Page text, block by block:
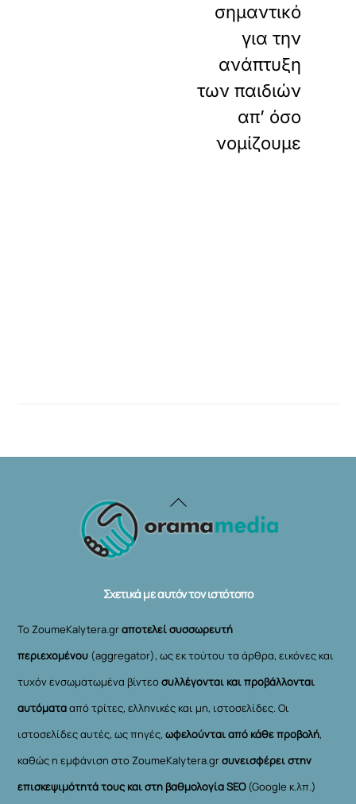
σημαντικό
για την
ανάπτυξη
των παιδιών
απ’ όσο
νομίζουμε
Back
To
Σχετικά με αυτόν τον ιστότοπο
Το ZoumeKalytera.grαποτελεί συσσωρευτή
περιεχομένου (aggregator), ως εκ τούτου τα άρθρα, εικόνες και
τυχόν ενσωματωμένα βίντεοσυλλέγονται και προβάλλονται
αυτόματααπό τρίτες, ελληνικές και μη, ιστοσελίδες. Οι
ιστοσελίδες αυτές, ως πηγές,ωφελούνται από κάθε προβολή,
καθώς η εμφάνιση στο ZoumeKalytera.grσυνεισφέρει στην
επισκεψιμότητά τους και στη βαθμολογία SEO(Google κ.λπ.)